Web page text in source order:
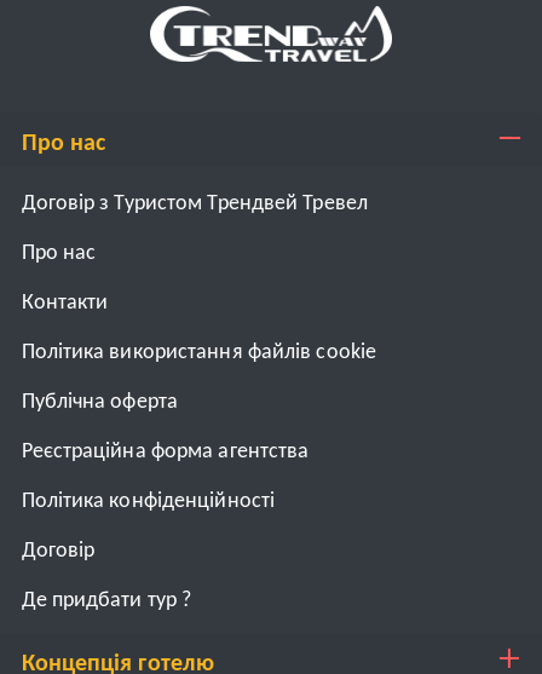
Про нас
Договір з Туристом Трендвей Тревел
Про нас
Контакти
Політика використання файлів cookie
Публічна оферта
Реєстраційна форма агентства
Політика конфіденційності
Договiр
Де придбати тур ?
Концепція готелю